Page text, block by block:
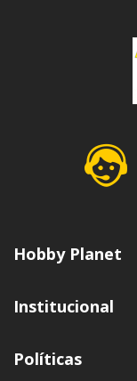
Hobby Planet
Institucional
Políticas